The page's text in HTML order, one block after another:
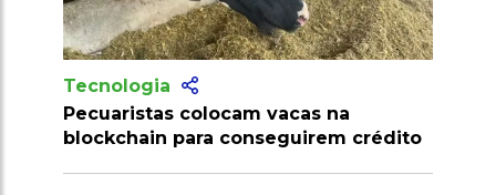
na
crédito
Tecnologia
Produtores recebem mais de 10
milhões de doses de vacinas contra